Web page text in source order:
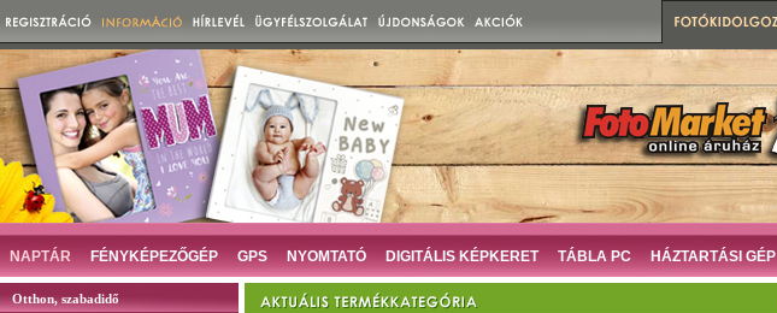
NAPTÁR FÉNYKÉPEZŐGÉP GPS NYOMTATÓ DIGITÁLIS KÉPKERET TÁBLA PC HÁZTARTÁSI GÉP
Otthon, szabadidő